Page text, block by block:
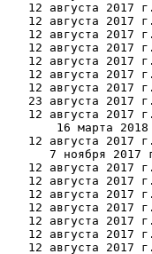
12 августа 2017
12 августа 2017
12 августа 2017
12 августа 2017
12 августа 2017
12 августа 2017
12 августа 2017
23 августа 2017
12 августа 2017
16 марта
12 августа 2017
7 ноября 2017
12 августа 2017
12 августа 2017
12 августа 2017
12 августа 2017
12 августа 2017
12 августа 2017
12 августа 2017